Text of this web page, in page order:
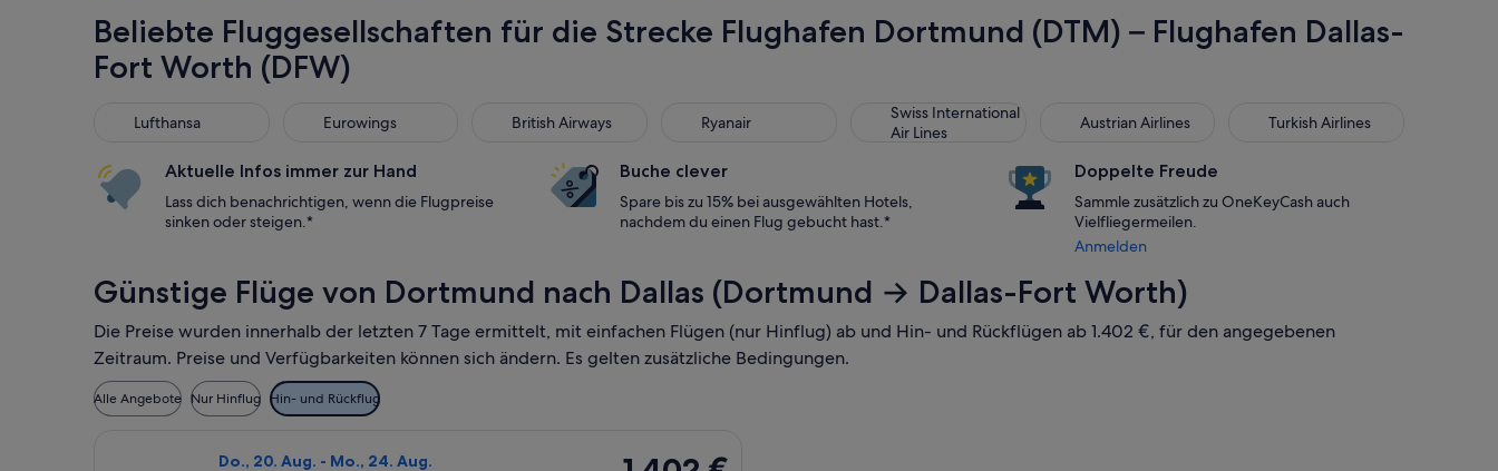
Beliebte Fluggesellschaften für die Strecke Flughafen Dortmund (DTM) – Flughafen Dallas-
Fort Worth (DFW)
Lufthansa
Lufthansa Eurowings
Eurowings British Airways
British Airways Ryanair
Ryanair
Swiss International
Air Lines
Swiss International Air Lines Austrian Airlines
Austrian Airlines Turkish Airlines
Turkish Airlines
Aktuelle Infos immer zur Hand
Lass dich benachrichtigen, wenn die Flugpreise
sinken oder steigen.*
Buche clever
Spare bis zu 15% bei ausgewählten Hotels,
nachdem du einen Flug gebucht hast.*
Doppelte Freude
Sammle zusätzlich zu OneKeyCash auch
Vielfliegermeilen.
Anmelden
Günstige Flüge von Dortmund nach Dallas (Dortmund → Dallas-Fort Worth)
Die Preise wurden innerhalb der letzten 7 Tage ermittelt, mit einfachen Flügen (nur Hinflug) ab und Hin- und Rückflügen ab 1.402 €, für den angegebenen
Zeitraum. Preise und Verfügbarkeiten können sich ändern. Es gelten zusätzliche Bedingungen.
Alle Angebote Nur Hinflug Hin- und Rückflug
Do., 20. Aug. - Mo., 24. Aug.
1.402 €